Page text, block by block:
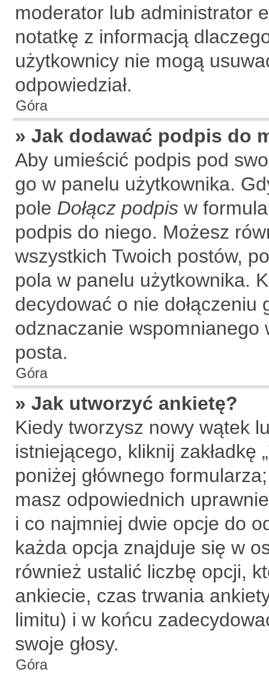
moderator lub administrator
notatkę z informacją
użytkownicy nie mogą
odpowiedział.
Góra
» Jak dodawać podpis do
Aby umieścić podpis pod
go w panelu użytkownika.
pole Dołącz podpis w
podpis do niego. Możesz
wszystkich Twoich postów,
pola w panelu użytkownika.
decydować o nie
odznaczanie
posta.
Góra
» Jak utworzyć ankietę?
Kiedy tworzysz nowy wątek
istniejącego, kliknij zakładkę
poniżej głównego
masz odpowiednich
i co najmniej dwie opcje do
każda opcja znajduje się w
również ustalić liczbę opcji,
ankiecie, czas trwania
limitu) i w końcu
swoje głosy.
Góra